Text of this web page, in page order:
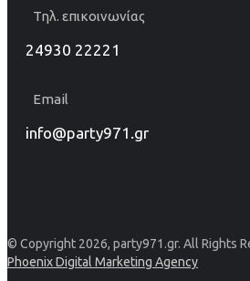
Τηλ. επικοινωνίας
24930 22221
Email
info@party971.gr
© Copyright 2026, party971.gr. All Rights
Phoenix Digital Marketing Agency